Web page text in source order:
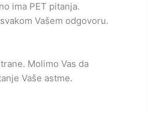
ima PET pitanja.
Vašem odgovoru.
Molimo Vas da
Vaše astme.